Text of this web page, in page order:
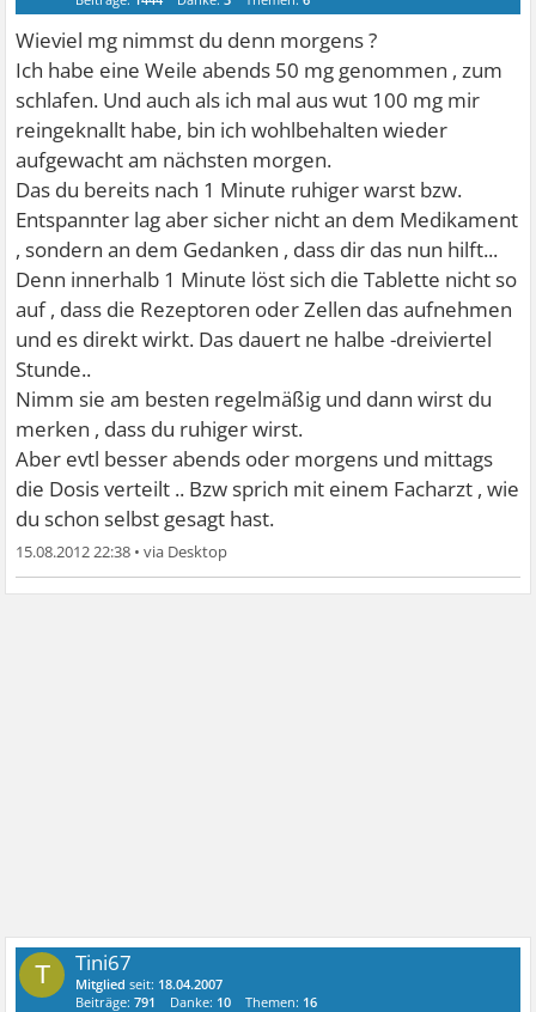
Wieviel mg nimmst du denn morgens ?
Ich habe eine Weile abends 50 mg genommen , zum
schlafen. Und auch als ich mal aus wut 100 mg mir
reingeknallt habe, bin ich wohlbehalten wieder
aufgewacht am nächsten morgen.
Das du bereits nach 1 Minute ruhiger warst bzw.
Entspannter lag aber sicher nicht an dem Medikament
, sondern an dem Gedanken , dass dir das nun hilft...
Denn innerhalb 1 Minute löst sich die Tablette nicht so
auf , dass die Rezeptoren oder Zellen das aufnehmen
und es direkt wirkt. Das dauert ne halbe -dreiviertel
Stunde..
Nimm sie am besten regelmäßig und dann wirst du
merken , dass du ruhiger wirst.
Aber evtl besser abends oder morgens und mittags
die Dosis verteilt .. Bzw sprich mit einem Facharzt , wie
du schon selbst gesagt hast.
15.08.2012 22:38 •
T Tini67
Mitglied seit: 18.04.2007
Beiträge:791 Danke: 10 Themen: 16